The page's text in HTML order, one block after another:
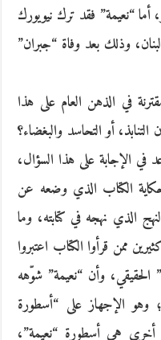
أما “نعيمة” فقد ترك نيويورك
وذلك بعد وفاة “جبران”
في الذهن العام على هذا
أو التحاسد والبغضاء؟
في الإجابة على هذا السؤال،
الكتاب الذي وضعه عن
الذي نهجه في كتابته، وما
ممن قرأوا الكتاب اعتبروا
وأن “نعيمة” شوّهه
وهو الإجهاز على “أسطورة
أخرى هي أسطورة “نعيمة”،